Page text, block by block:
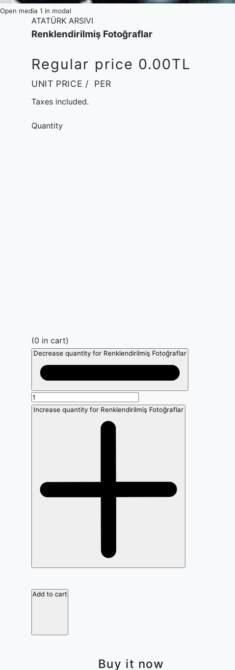
Open media 1 in modal
ATATÜRK ARSIVI
Renklendirilmiş Fotoğraflar
Regular price 0.00TL
UNIT PRICE / PER
Taxes included.
Quantity
(0 in cart)
Decrease quantity for Renklendirilmiş Fotoğraflar
Increase quantity for Renklendirilmiş Fotoğraflar
Add to cart
Buy it now